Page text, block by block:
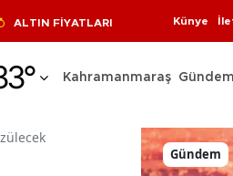
ALTIN FİYATLARI Künye
° Kahramanmaraş Gündem
Gündem